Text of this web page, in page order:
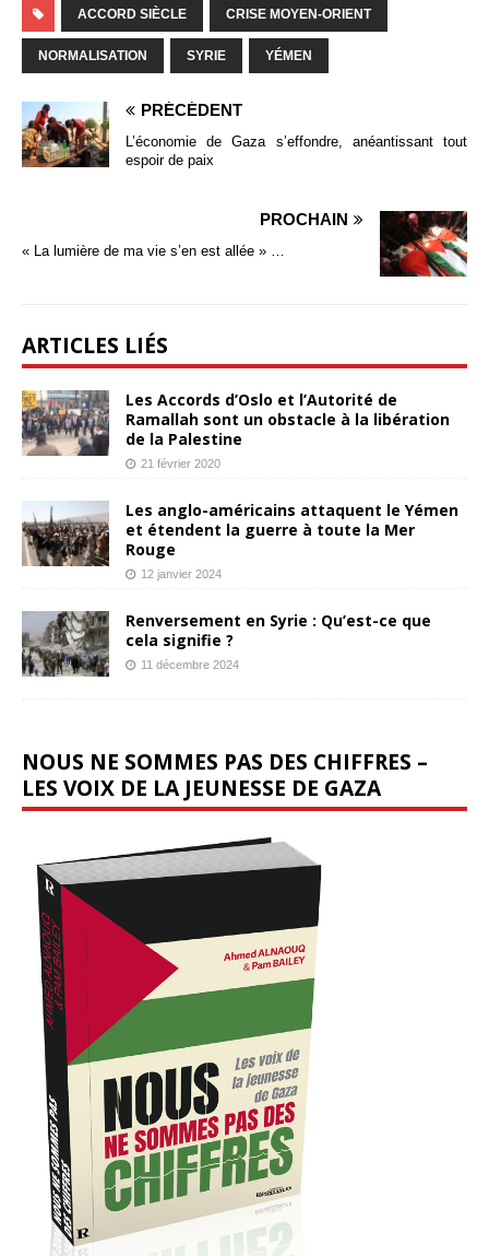
ACCORD SIÈCLE CRISE MOYEN-ORIENT
NORMALISATION SYRIE YÉMEN
PRÉCÉDENT
L’économie de Gaza s’effondre, anéantissant tout
espoir de paix
PROCHAIN
« La lumière de ma vie s’en est allée » …
ARTICLES LIÉS
Les Accords d’Oslo et l’Autorité de
Ramallah sont un obstacle à la libération
de la Palestine
21 février 2020
Les anglo-américains attaquent le Yémen
et étendent la guerre à toute la Mer
Rouge
12 janvier 2024
Renversement en Syrie : Qu’est-ce que
cela signifie ?
11 décembre 2024
NOUS NE SOMMES PAS DES CHIFFRES –
LES VOIX DE LA JEUNESSE DE GAZA